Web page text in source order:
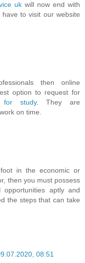
uk will now end with
have to visit our website
then online
option to request for
for study. They are
on time.
in the economic or
then you must possess
aptly and
the steps that can take
08:51